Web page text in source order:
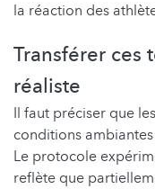
la réaction des
Transférer ces
réaliste
Il faut préciser que
conditions
Le protocole
reflète que